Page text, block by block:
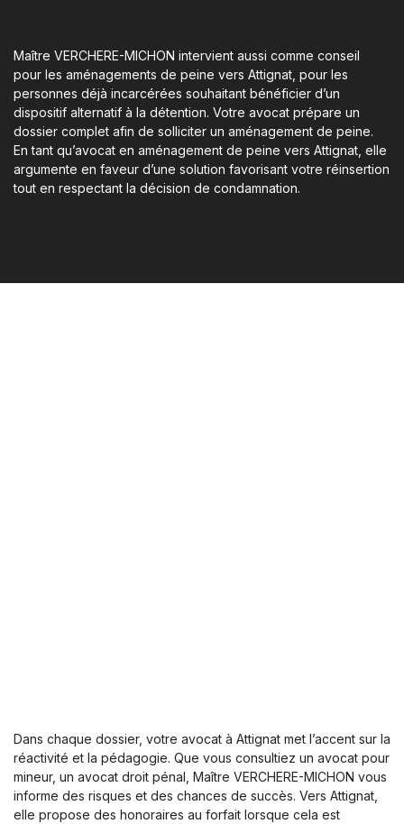
Maître VERCHERE-MICHON intervient aussi comme conseil
pour les aménagements de peine vers Attignat, pour les
personnes déjà incarcérées souhaitant bénéficier d’un
dispositif alternatif à la détention. Votre avocat prépare un
dossier complet afin de solliciter un aménagement de peine.
En tant qu’avocat en aménagement de peine vers Attignat, elle
argumente en faveur d’une solution favorisant votre réinsertion
tout en respectant la décision de condamnation.
Dans chaque dossier, votre avocat à Attignat met l’accent sur la
réactivité et la pédagogie. Que vous consultiez un avocat pour
mineur, un avocat droit pénal, Maître VERCHERE-MICHON vous
informe des risques et des chances de succès. Vers Attignat,
elle propose des honoraires au forfait lorsque cela est